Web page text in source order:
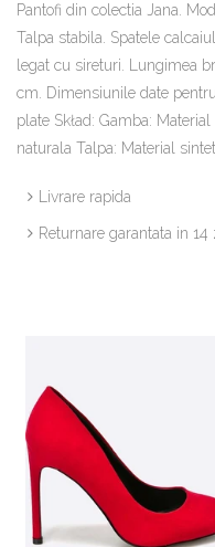
Pantofi din colectia Jana.
Talpa stabila. Spatele
legat cu sireturi. Lungimea
cm. Dimensiunile date
plate Skład: Gamba:
naturala Talpa: Material
Livrare rapida
Returnare garantata in 14